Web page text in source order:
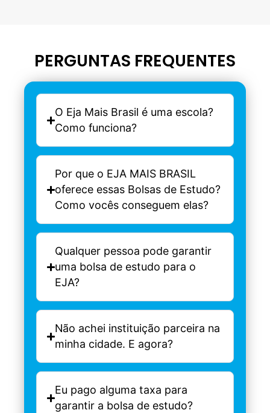
PERGUNTAS FREQUENTES
O Eja Mais Brasil é uma escola?
Como funciona?
Por que o EJA MAIS BRASIL
oferece essas Bolsas de Estudo?
Como vocês conseguem elas?
Qualquer pessoa pode garantir
uma bolsa de estudo para o
EJA?
Não achei instituição parceira na
minha cidade. E agora?
Eu pago alguma taxa para
garantir a bolsa de estudo?